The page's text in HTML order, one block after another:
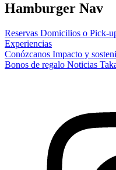
Hamburger Nav
Reservas Domicilios o Pick-
Experiencias
Conózcanos Impacto y
Bonos de regalo Noticias